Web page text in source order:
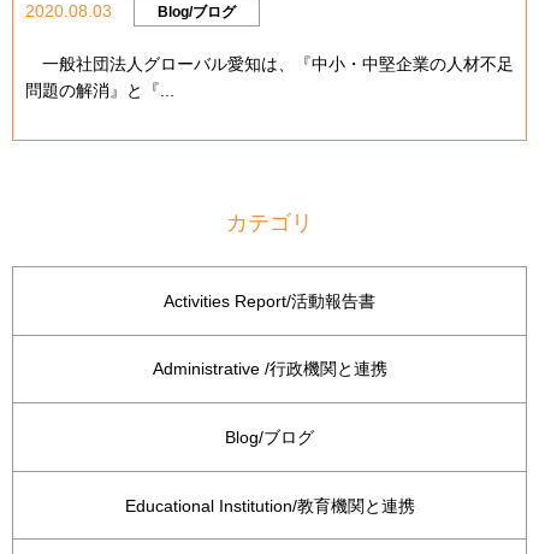
2020.08.03 Blog/ブログ
一般社団法人グローバル愛知は、『中小・中堅企業の人材不足
問題の解消』と『...
カテゴリ
Activities Report/活動報告書
Administrative /行政機関と連携
Blog/ブログ
Educational Institution/教育機関と連携